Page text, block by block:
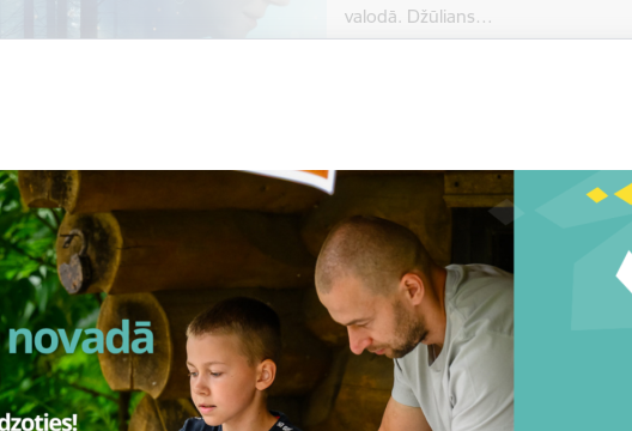
valodā. Džūlians…
centrs
Melnais samts
7. martā plkst. 19.00 un 8. martā
drāma | 16+ Filma latviešu valodā
valodā. …